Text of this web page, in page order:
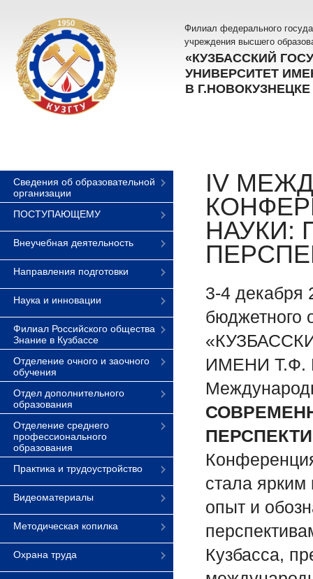
Филиал федерального
учреждения высшего
«КУЗБАССКИЙ
УНИВЕРСИТЕТ
В Г.НОВОКУЗНЕЦКЕ
Сведения об образовательной
организации
ПОСТУПАЮЩЕМУ
Внеучебная деятельность
Направления подготовки
Наука и инновации
Филиал Российского общества
Знание в Кузбассе
Отделение очного и заочного
обучения
Отдел дополнительного
образования
Отделение среднего
профессионального
образования
Практика и трудоустройство
Видеоматериалы
Методическая копилка
Охрана труда
IV
НАУКИ:
3-4 декабря
бюджетного
ИМЕНИ Т.Ф.
стала
опыт и
Кузбасса,